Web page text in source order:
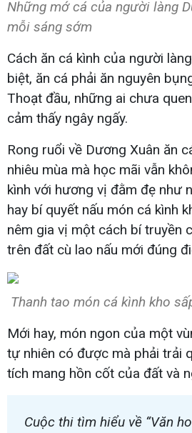
Những mớ cá của người làng
mỗi sáng sớm
Cách ăn cá kình của người
biệt, ăn cá phải ăn nguyên
Thoạt đầu, những ai chưa
cảm thấy ngây ngấy.
Rong ruổi về Dương Xuân ăn
nhiêu mùa mà học mãi vẫn
kình với hương vị đằm đẹ như
hay bí quyết nấu món cá kình
nêm gia vị một cách bí truyền
trên đất cù lao nấu mới đúng
Thanh tao món cá kình kho
Mới hay, món ngon của một
tự nhiên có được mà phải trải
tích mang hồn cốt của đất và
Cuộc thi tìm hiểu về “Văn